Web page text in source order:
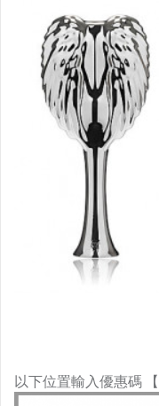
以下位置輸入優惠碼 【